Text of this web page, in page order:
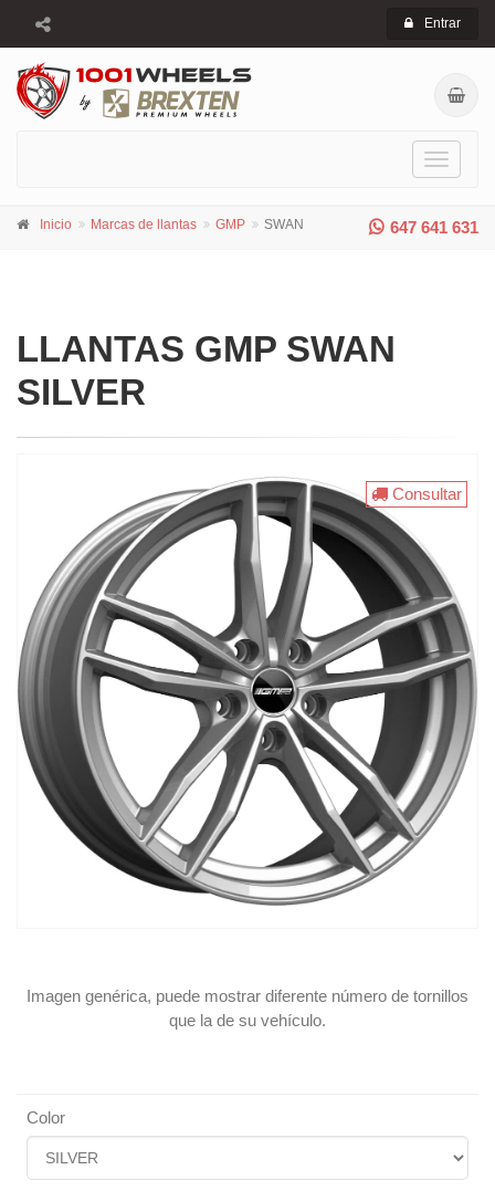
Entrar
Toggle
647 641 631
Inicio Marcas de llantas GMP SWAN
LLANTAS GMP SWAN
SILVER
Imagen genérica, puede mostrar diferente número de tornillos
que la de su vehículo.
Consultar
Color